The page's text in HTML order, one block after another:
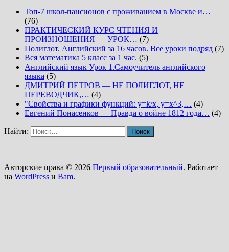
Топ-7 школ-пансионов с проживанием в Москве и…
(76)
ПРАКТИЧЕСКИЙ КУРС ЧТЕНИЯ И
ПРОИЗНОШЕНИЯ — УРОК… (7)
Полиглот. Английский за 16 часов. Все уроки подряд (7)
Вся математика 5 класс за 1 час. (5)
Английский язык Урок 1.Самоучитель английского
языка (5)
ДМИТРИЙ ПЕТРОВ — НЕ ПОЛИГЛОТ, НЕ
ПЕРЕВОДЧИК,… (4)
"Свойства и графики функций: y=k/x, y=x^3,… (4)
Евгений Понасенков — Правда о войне 1812 года… (4)
Найти:
Авторские права © 2026 Первый образовательный. Работает
на WordPress и Bam.